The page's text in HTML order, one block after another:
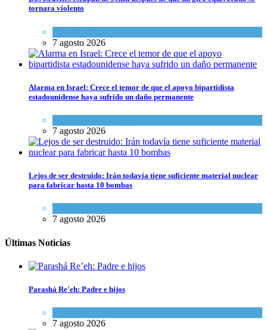
tornara violento
7 agosto 2026
Alarma en Israel: Crece el temor de que el apoyo bipartidista
estadounidense haya sufrido un daño permanente
7 agosto 2026
Lejos de ser destruido: Irán todavía tiene suficiente material nuclear
para fabricar hasta 10 bombas
7 agosto 2026
Últimas Noticias
Parashá Re'eh: Padre e hijos
7 agosto 2026